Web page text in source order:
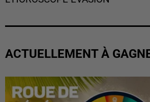
ACTUELLEMENT À